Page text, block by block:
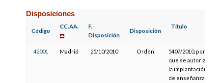
Disposiciones
Código
CC.AA.
F.
Disposición
Disposición
Título
42001 Madrid 25/10/2010 Orden
5407/2010, por la
que se autoriza
la implantación
de enseñanzas